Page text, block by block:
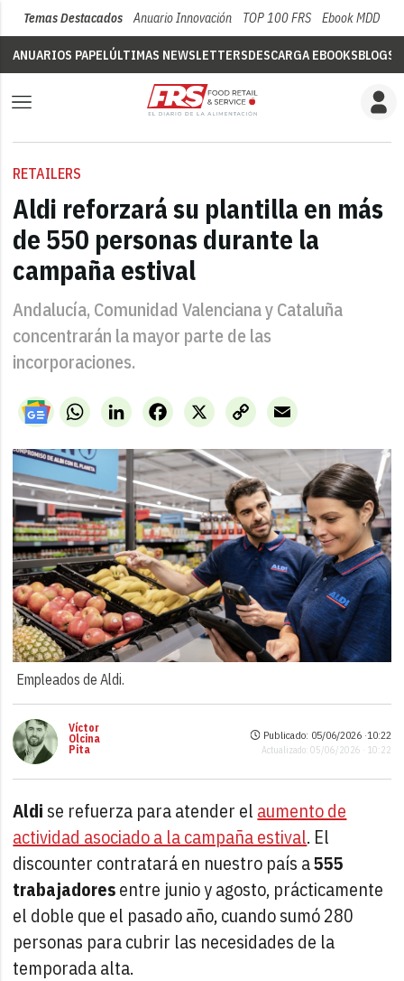
Temas Destacados Anuario Innovación TOP 100 FRS Ebook MDD
ANUARIOS PAPELÚLTIMAS NEWSLETTERSDESCARGA EBOOKSBLOGS
RETAILERS
Aldi reforzará su plantilla en más
de 550 personas durante la
campaña estival
Andalucía, Comunidad Valenciana y Cataluña
concentrarán la mayor parte de las
incorporaciones.
WhatsAppLinkedIn X
Facebook
Copy
Link
Email
Empleados de Aldi.
Víctor
Olcina
Pita
Publicado: 05/06/2026 ·10:22
Actualizado: 05/06/2026 · 10:22
Aldi se refuerza para atender el aumento de
actividad asociado a la campaña estival. El
discounter contratará en nuestro país a555
trabajadoresentre junio y agosto, prácticamente
el doble que el pasado año, cuando sumó 280
personas para cubrir las necesidades de la
temporada alta.